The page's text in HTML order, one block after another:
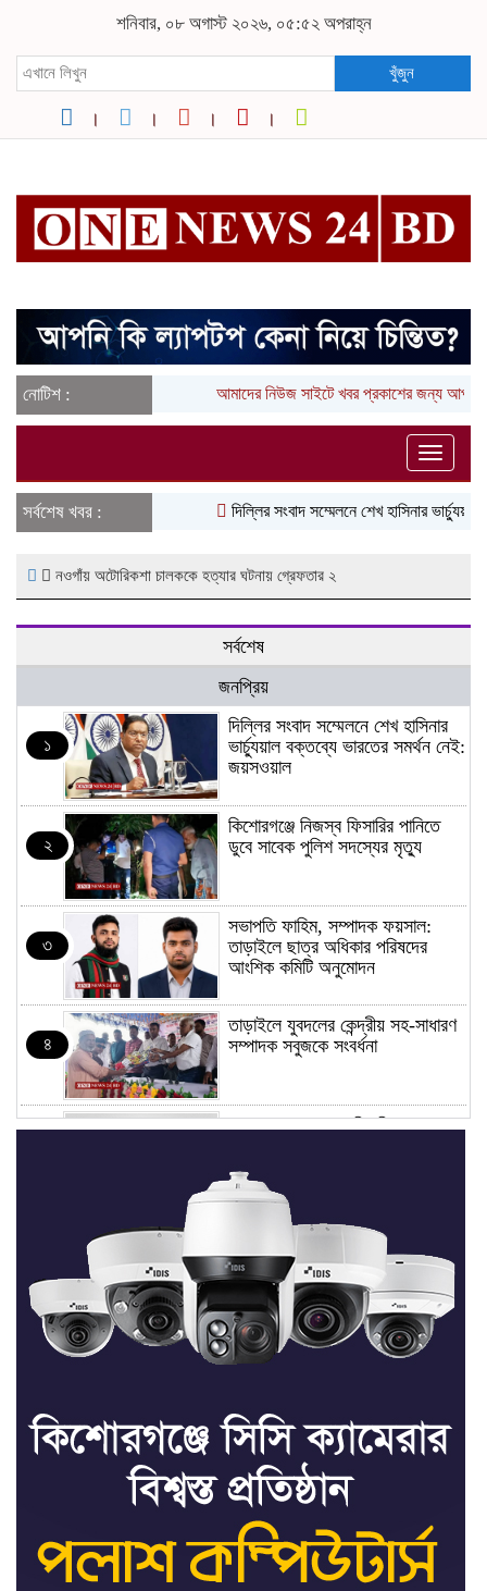
শনিবার, ০৮ অগাস্ট ২০২৬, ০৫:৫২ অপরাহ্ন
খুঁজুন
নোটিশ : আমাদের নিউজ সাইটে খবর প্রকাশের জন্য
Toggle
সর্বশেষ খবর :
দিল্লির সংবাদ সম্মেলনে শেখ হাসিনার
নওগাঁয় অটোরিকশা চালককে হত্যার ঘটনায় গ্রেফতার ২
সর্বশেষ
জনপ্রিয়
১
দিল্লির সংবাদ সম্মেলনে শেখ হাসিনার
ভার্চ্যুয়াল বক্তব্যে ভারতের সমর্থন নেই:
জয়সওয়াল
২
কিশোরগঞ্জে নিজস্ব ফিসারির পানিতে
ডুবে সাবেক পুলিশ সদস্যের মৃত্যু
৩
সভাপতি ফাহিম, সম্পাদক ফয়সাল:
তাড়াইলে ছাত্র অধিকার পরিষদের
আংশিক কমিটি অনুমোদন
৪
তাড়াইলে যুবদলের কেন্দ্রীয় সহ-সাধারণ
সম্পাদক সবুজকে সংবর্ধনা
৪ মন্ত্রণালয়ে নতুন সচিব নিয়োগ, ২
শেখ হাসিনার সঙ্গে পালানোর ফ্লাইট
কীভাবে মিস করেছিলেন সালমান এফ
রহমান
৭
ভাত রান্নার সময় নরম হয়ে গেলে কী
করবেন
৮
মৃত্যুদণ্ড বাদ না দেওয়ায়
প্রত্যক্ষদর্শীদের তথ্য দেয়নি জাতিসংঘ:
ট্রাইব্যুনালকে প্রসিকিউটর
৯
তাড়াইলে রাউতি মানবসেবা ফাউন্ডেশনের
আয়োজনে কাফন-দাফন বিষয়ক বিশেষ
প্রশিক্ষণ কর্মশালা